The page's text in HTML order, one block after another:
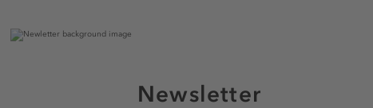
Newsletter